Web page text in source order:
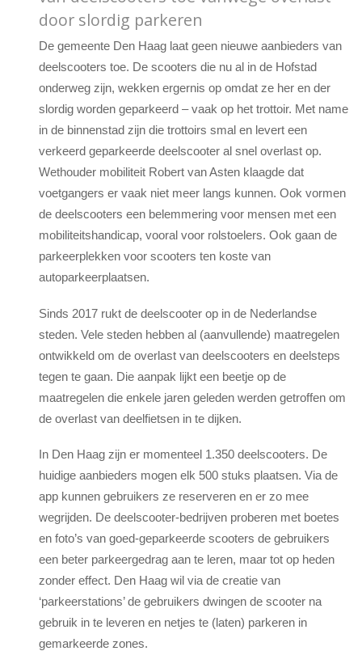
door slordig parkeren
De gemeente Den Haag laat geen nieuwe aanbieders van
deelscooters toe. De scooters die nu al in de Hofstad
onderweg zijn, wekken ergernis op omdat ze her en der
slordig worden geparkeerd – vaak op het trottoir. Met name
in de binnenstad zijn die trottoirs smal en levert een
verkeerd geparkeerde deelscooter al snel overlast op.
Wethouder mobiliteit Robert van Asten klaagde dat
voetgangers er vaak niet meer langs kunnen. Ook vormen
de deelscooters een belemmering voor mensen met een
mobiliteitshandicap, vooral voor rolstoelers. Ook gaan de
parkeerplekken voor scooters ten koste van
autoparkeerplaatsen.
Sinds 2017 rukt de deelscooter op in de Nederlandse
steden. Vele steden hebben al (aanvullende) maatregelen
ontwikkeld om de overlast van deelscooters en deelsteps
tegen te gaan. Die aanpak lijkt een beetje op de
maatregelen die enkele jaren geleden werden getroffen om
de overlast van deelfietsen in te dijken.
In Den Haag zijn er momenteel 1.350 deelscooters. De
huidige aanbieders mogen elk 500 stuks plaatsen. Via de
app kunnen gebruikers ze reserveren en er zo mee
wegrijden. De deelscooter-bedrijven proberen met boetes
en foto’s van goed-geparkeerde scooters de gebruikers
een beter parkeergedrag aan te leren, maar tot op heden
zonder effect. Den Haag wil via de creatie van
‘parkeerstations’ de gebruikers dwingen de scooter na
gebruik in te leveren en netjes te (laten) parkeren in
gemarkeerde zones.